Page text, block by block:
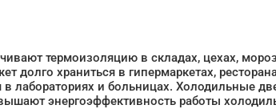
термоизоляцию в складах, цехах,
долго храниться в гипермаркетах,
лабораториях и больницах. Холодильные
энергоэффективность работы